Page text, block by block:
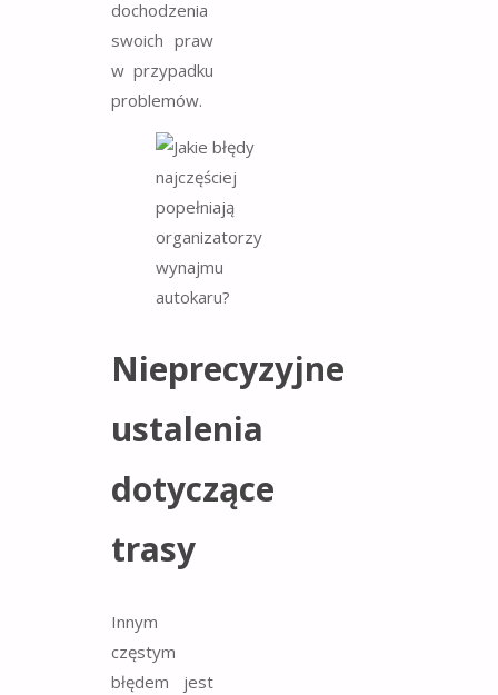
dochodzenia
swoich praw
w przypadku
problemów.
Nieprecyzyjne
ustalenia
dotyczące
trasy
Innym
częstym
błędem jest